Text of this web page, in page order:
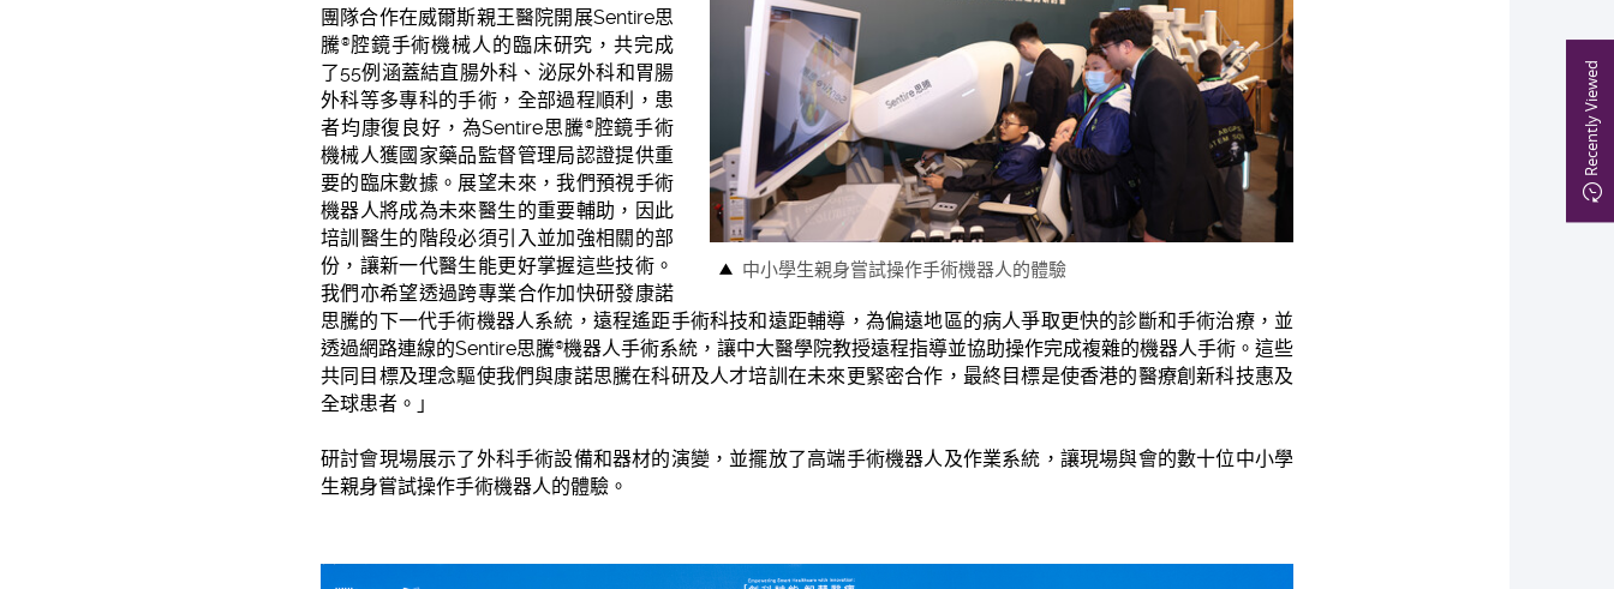
Recently Viewed
中小學生親身嘗試操作手術機器人的體驗
團隊合作在威爾斯親王醫院開展Sentire思
騰®腔鏡手術機械人的臨床研究，共完成
了55例涵蓋結直腸外科、泌尿外科和胃腸
外科等多專科的手術，全部過程順利，患
者均康復良好，為Sentire思騰®腔鏡手術
機械人獲國家藥品監督管理局認證提供重
要的臨床數據。展望未來，我們預視手術
機器人將成為未來醫生的重要輔助，因此
培訓醫生的階段必須引入並加強相關的部
份，讓新一代醫生能更好掌握這些技術。
我們亦希望透過跨專業合作加快研發康諾
思騰的下一代手術機器人系統，遠程遙距手術科技和遠距輔導，為偏遠地區的病人爭取更快的診斷和手術治療，並
透過網路連線的Sentire思騰®機器人手術系統，讓中大醫學院教授遠程指導並協助操作完成複雜的機器人手術。這些
共同目標及理念驅使我們與康諾思騰在科研及人才培訓在未來更緊密合作，最終目標是使香港的醫療創新科技惠及
全球患者。」
研討會現場展示了外科手術設備和器材的演變，並擺放了高端手術機器人及作業系統，讓現場與會的數十位中小學
生親身嘗試操作手術機器人的體驗。